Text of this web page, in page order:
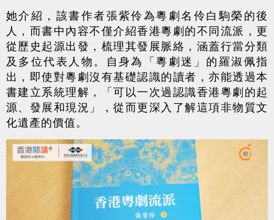
她介紹，該書作者張紫伶為粵劇名伶白駒榮的後
人，而書中內容不僅介紹香港粵劇的不同流派，更
從歷史起源出發，梳理其發展脈絡，涵蓋行當分類
及多位代表人物。自身為「粵劇迷」的羅淑佩指
出，即使對粵劇沒有基礎認識的讀者，亦能透過本
書建立系統理解，「可以一次過認識香港粵劇的起
源、發展和現況」，從而更深入了解這項非物質文
化遺產的價值。